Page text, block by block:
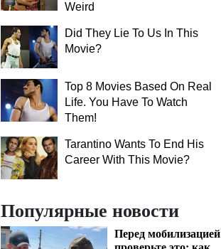
Weird
Did They Lie To Us In This
Movie?
Top 8 Movies Based On Real
Life. You Have To Watch
Them!
Tarantino Wants To End His
Career With This Movie?
Популярные новости
Перед мобилизацией